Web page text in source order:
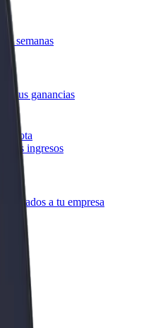
semanas
tus ganancias
flota
tus ingresos
a tu empresa